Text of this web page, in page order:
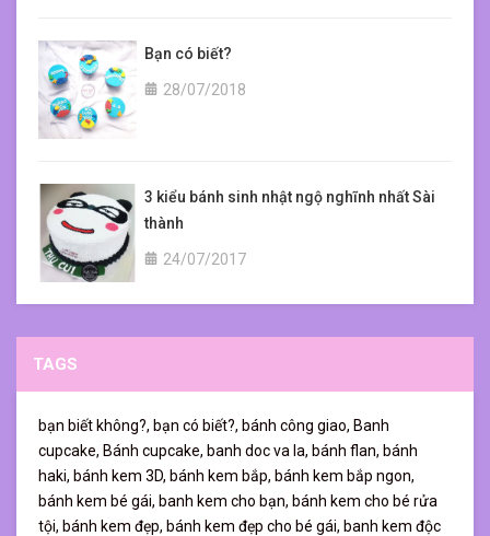
Bạn có biết?
28/07/2018
3 kiểu bánh sinh nhật ngộ nghĩnh nhất Sài
thành
24/07/2017
TAGS
bạn biết không?, bạn có biết?, bánh công giao, Banh
cupcake, Bánh cupcake, banh doc va la, bánh flan, bánh
haki, bánh kem 3D, bánh kem bắp, bánh kem bắp ngon,
bánh kem bé gái, banh kem cho bạn, bánh kem cho bé rửa
tội, bánh kem đẹp, bánh kem đẹp cho bé gái, banh kem độc